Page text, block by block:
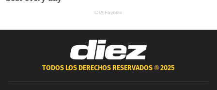
TODOS LOS DERECHOS RESERVADOS ®2025